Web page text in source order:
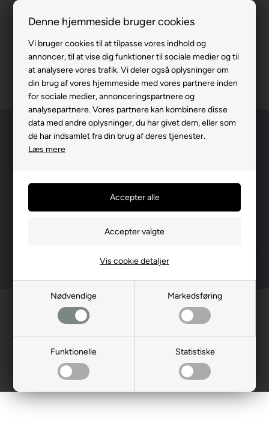
Denne hjemmeside bruger cookies
Vi bruger cookies til at tilpasse vores indhold og
annoncer, til at vise dig funktioner til sociale medier og til
at analysere vores trafik. Vi deler også oplysninger om
din brug af vores hjemmeside med vores partnere inden
for sociale medier, annonceringspartnere og
analysepartnere. Vores partnere kan kombinere disse
data med andre oplysninger, du har givet dem, eller som
de har indsamlet fra din brug af deres tjenester.
Læs mere
Nødvendige Markedsføring
Funktionelle Statistiske
Vis cookie detaljer
Gratis levering v. køb for 799,-
Service hos dig
3 års garanti
63 15 00 00
Reservedele» Instrumentbord/styr
Gashåndtag, gul vinyl t. Minibil
206122-88104
20,00DKK